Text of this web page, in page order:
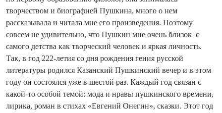
творчеством и биографией Пушкина, много о нем
рассказывала и читала мне его произведения. Поэтому
совсем не удивительно, что Пушкин мне очень близок с
самого детства как творческий человек и яркая личность.
Так, в год 222-летия со дня рождения гения русской
литературы родился Казанский Пушкинский вечер и в этом
году он состоялся уже в шестой раз. Каждый год связан с
какой-то особой темой: мода и нравы пушкинского времени,
лирика, роман в стихах «Евгений Онегин», сказки. Этот год